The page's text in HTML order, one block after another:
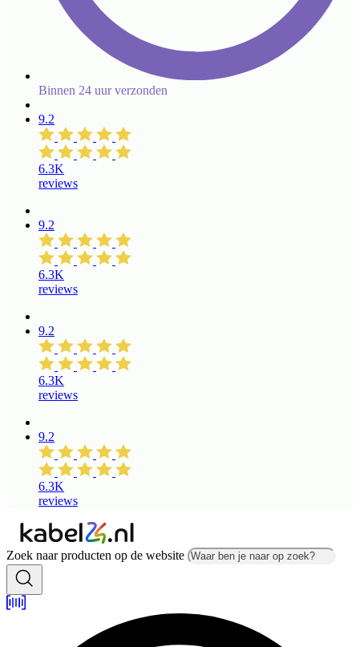
Binnen 24 uur verzonden
9.2
6.3K
reviews
9.2
6.3K
reviews
9.2
6.3K
reviews
9.2
6.3K
reviews
Zoek naar producten op de website